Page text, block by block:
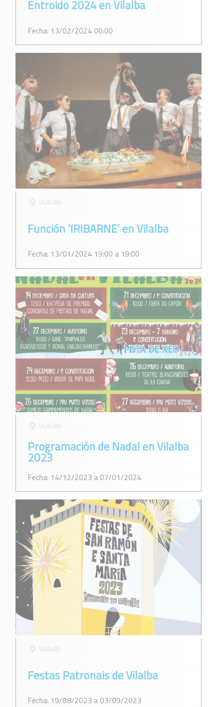
Entroido 2024 en Vilalba
Fecha: 13/02/2024 00:00
Función ‘IRIBARNE’ en Vilalba
Fecha: 13/01/2024 19:00 a 19:00
Programación de Nadal en Vilalba
2023
Fecha: 14/12/2023 a 07/01/2024
Festas Patronais de Vilalba
Fecha: 19/08/2023 a 03/09/2023